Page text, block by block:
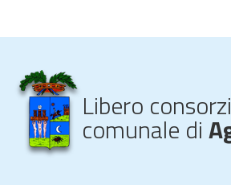
Libero
comunale di